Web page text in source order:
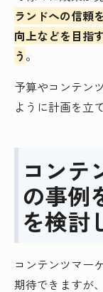
ランドへの信頼
向上などを目指
う 。
予算やコンテン
ように計画を立
コンテ
の事例
を検討
コンテンツマー
期待できますが